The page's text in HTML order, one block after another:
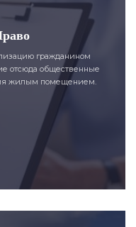
гражданином
отсюда общественные
жилым помещением.